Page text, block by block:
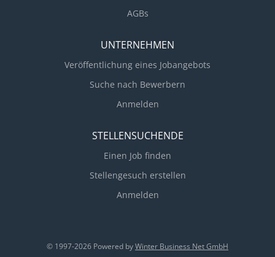
AGBs
UNTERNEHMEN
Veröffentlichung eines Jobangebots
Suche nach Bewerbern
Anmelden
STELLENSUCHENDE
Einen Job finden
Stellengesuch erstellen
Anmelden
© 1997-2026 Powered byWinter Business Net GmbH